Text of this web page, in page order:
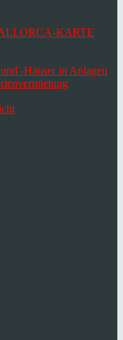
KARTE
-Häuser in Anlagen